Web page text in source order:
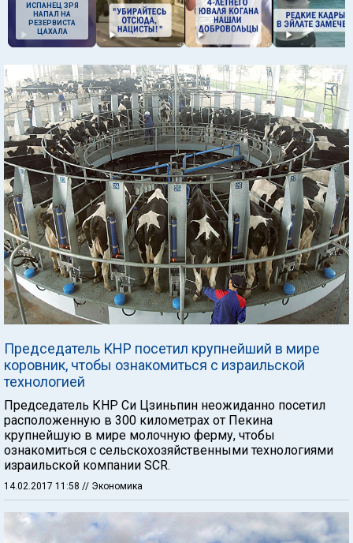
ИСПАНЕЦ ЗРЯ
НАПАЛ НА
РЕЗЕРВИСТА
ЦАХАЛА
Председатель КНР посетил крупнейший в мире
коровник, чтобы ознакомиться с израильской
технологией
Председатель КНР Си Цзиньпин неожиданно посетил
расположенную в 300 километрах от Пекина
крупнейшую в мире молочную ферму, чтобы
ознакомиться с сельскохозяйственными технологиями
израильской компании SCR.
14.02.2017 11:58 // Экономика